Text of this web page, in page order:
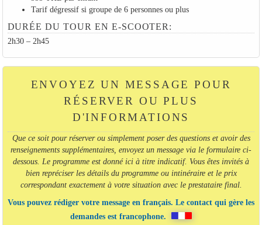
Tarif dégressif si groupe de 6 personnes ou plus
DURÉE DU TOUR EN E-SCOOTER:
2h30 – 2h45
ENVOYEZ UN MESSAGE POUR
RÉSERVER OU PLUS
D'INFORMATIONS
Que ce soit pour réserver ou simplement poser des questions et avoir des
renseignements supplémentaires, envoyez un message via le formulaire ci-
dessous. Le programme est donné ici à titre indicatif. Vous êtes invités à
bien repréciser les détails du programme ou intinéraire et le prix
correspondant exactement à votre situation avec le prestataire final.
Vous pouvez rédiger votre message en français. Le contact qui gère les
demandes est francophone.